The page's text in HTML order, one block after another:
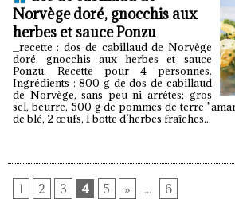
Norvège doré, gnocchis aux
herbes et sauce Ponzu
_recette : dos de cabillaud de Norvège
doré, gnocchis aux herbes et sauce
Ponzu. Recette pour 4 personnes.
Ingrédients : 800 g de dos de cabillaud
de Norvège, sans peu ni arrêtes; gros
sel, beurre, 500 g de pommes de terre
de blé, 2 œufs, 1 botte d’herbes fraîches...
1 2 3 4 5 » ... 6